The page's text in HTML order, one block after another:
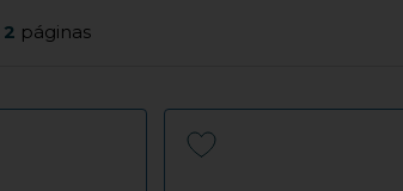
2 páginas